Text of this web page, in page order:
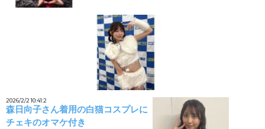
2026/2/2 10:41:2
森日向子さん着用の白猫コスプレに
チェキのオマケ付き